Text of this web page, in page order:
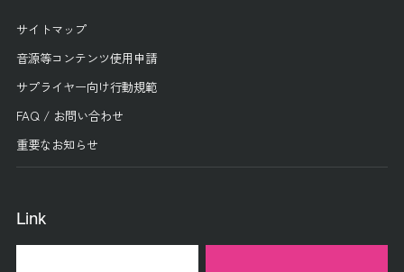
サイトマップ
音源等コンテンツ使用申請
サプライヤー向け行動規範
FAQ / お問い合わせ
重要なお知らせ
Link